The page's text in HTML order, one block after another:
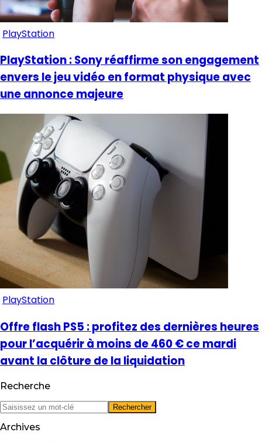
PlayStation
PlayStation : Sony réaffirme son engagement
envers le jeu vidéo en format physique avec
une annonce majeure
PlayStation
Offre flash PS5 : profitez des dernières heures
pour l’acquérir à moins de 460 € ce mardi
avant la clôture de la liquidation
Recherche
Archives